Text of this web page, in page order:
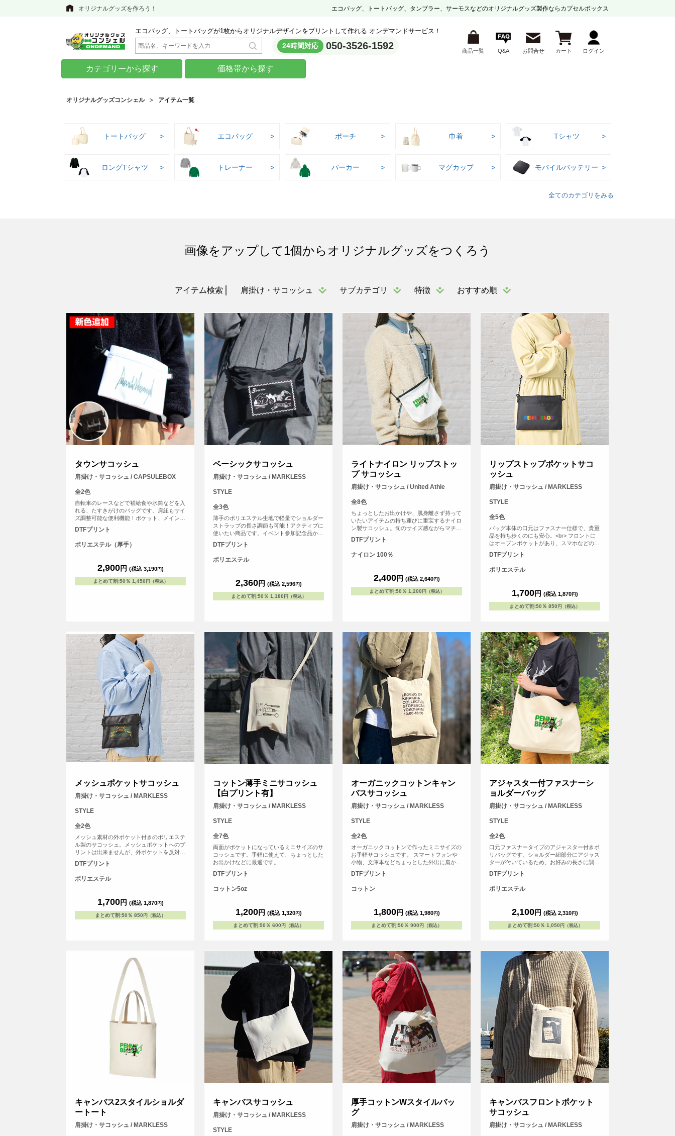
オリジナルグッズを作ろう！ エコバッグ、トートバッグ、タンブラー、サーモスなどのオリジナルグッズ製作ならカプセルボックス
エコバッグ、トートバッグが1枚からオリジナルデザインをプリントして作れる オンデマンドサービス！
24時間対応 050-3526-1592 商品一覧 Q&A お問合せ カート ログイン
カテゴリーから探す 価格帯から探す
オリジナルグッズコンシェル アイテム一覧
トートバッグ エコバッグ ポーチ 巾着 Tシャツ
ロングTシャツ トレーナー パーカー マグカップ モバイルバッテリー
全てのカテゴリをみる
画像をアップして1個からオリジナルグッズをつくろう
アイテム検索 肩掛け・サコッシュ サブカテゴリ 特徴 おすすめ順
タウンサコッシュ
肩掛け・サコッシュ / CAPSULEBOX
全2色
自転車のレースなどで補給食や水筒などを入
れる、たすきがけのバッグです。肩紐もサイ
ズ調整可能な便利機能！ポケット、メインの
開口部はホックで閉めることが可能です。
DTFプリント
ポリエステル（厚手）
2,900円 (税込 3,190円)
まとめて割:50％ 1,450 円（税込）
ベーシックサコッシュ
肩掛け・サコッシュ / MARKLESS
STYLE
全3色
薄手のポリエステル生地で軽量でショルダー
ストラップの長さ調節も可能！アクティブに
使いたい商品です。イベント参加記念品か
ら、物販のご利用まで幅広い販促アイテムと
してご利用いただけます。カラーバリエーシ
ョンは3色ございます。
DTFプリント
ポリエステル
2,360円 (税込 2,596円)
まとめて割:50％ 1,180 円（税込）
ライトナイロン リップストッ
プ サコッシュ
肩掛け・サコッシュ / United Athle
全8色
ちょっとしたお出かけや、肌身離さず持って
いたいアイテムの持ち運びに重宝するナイロ
ン製サコッシュ。旬のサイズ感ながらマチが
あるため、財布やスマホ、パスケースなども
収納可能なほか、吊りポケットも配している
ため日常づかいにとても便利。
DTFプリント
ナイロン 100％
2,400円 (税込 2,640円)
まとめて割:50％ 1,200 円（税込）
リップストップポケットサコ
ッシュ
肩掛け・サコッシュ / MARKLESS
STYLE
全5色
バッグ本体の口元はファスナー仕様で、貴重
品を持ち歩くのにも安心。<br> フロントに
はオープンポケットがあり、スマホなどのす
ぐに取り出したい小物の収納にぴったり。
<br> また、紐の結び目部分で長さの調節も
可能なため、お使いいただきやすいデザイン
です。
DTFプリント
ポリエステル
1,700円 (税込 1,870円)
まとめて割:50％ 850 円（税込）
メッシュポケットサコッシュ
肩掛け・サコッシュ / MARKLESS
STYLE
全2色
メッシュ素材の外ポケット付きのポリエステ
ル製のサコッシュ。メッシュポケットへのプ
リントは出来ませんが、外ポケットを反対側
へひっくり返せば、ポケットの裏に印刷され
たようなおしゃれな仕様になります。
DTFプリント
ポリエステル
1,700円 (税込 1,870円)
まとめて割:50％ 850 円（税込）
コットン薄手ミニサコッシュ
【白プリント有】
肩掛け・サコッシュ / MARKLESS
STYLE
全7色
両面がポケットになっているミニサイズのサ
コッシュです。手軽に使えて、ちょっとした
お出かけなどに最適です。
DTFプリント
コットン5oz
1,200円 (税込 1,320円)
まとめて割:50％ 600 円（税込）
オーガニックコットンキャン
バスサコッシュ
肩掛け・サコッシュ / MARKLESS
STYLE
全2色
オーガニックコットンで作ったミニサイズの
お手軽サコッシュです。 スマートフォンや
小物、文庫本などちょっとした外出に肩から
斜めがけして、ポケットのように使用できる
おすすめのエコバッグです。バッグ口元の内
と落ちてしまう心配もありません。
DTFプリント
コットン
1,800円 (税込 1,980円)
まとめて割:50％ 900 円（税込）
アジャスター付ファスナーシ
ョルダーバッグ
肩掛け・サコッシュ / MARKLESS
STYLE
全2色
口元ファスナータイプのアジャスター付きポ
リバッグです。ショルダー紐部分にアジャス
ターが付いているため、お好みの長さに調節
してご使用いただけます。ショルダー紐は最
大で約1100ｍｍまでなり、肩掛けから斜め
掛けまで楽しめます。口元はファスナータイ
プを採用しており、しっかり閉まって安心で
すくなっています。
DTFプリント
ポリエステル
2,100円 (税込 2,310円)
まとめて割:50％ 1,050 円（税込）
キャンバス2スタイルショルダ
ートート
肩掛け・サコッシュ / MARKLESS
キャンバスサコッシュ
肩掛け・サコッシュ / MARKLESS
STYLE
厚手コットンWスタイルバッ
グ
肩掛け・サコッシュ / MARKLESS
キャンバスフロントポケット
サコッシュ
肩掛け・サコッシュ / MARKLESS